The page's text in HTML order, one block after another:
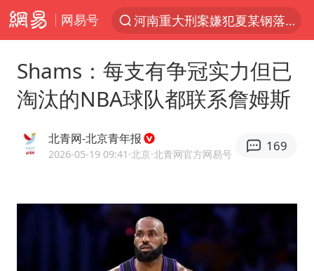
网易号
河南重大刑案嫌犯夏某钢落网
黄金牛市回来了吗
浙江上海等地有大雨或暴雨
梁家辉：到内地拍戏不是北上是回归
上四休三，但降薪1000元，你接受吗？
白海豚将正面袭击贯穿浙江
Shams：每支有争冠实力但已
淘汰的NBA球队都联系詹姆斯
北青网-北京青年报
2026-05-19 09:41 ·北京·北青网官方网易号
169